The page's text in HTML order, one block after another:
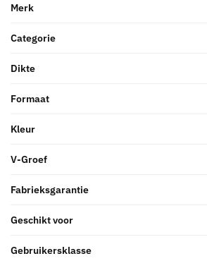
Merk
Categorie
Dikte
Formaat
Kleur
V-Groef
Fabrieksgarantie
Geschikt voor
Gebruikersklasse